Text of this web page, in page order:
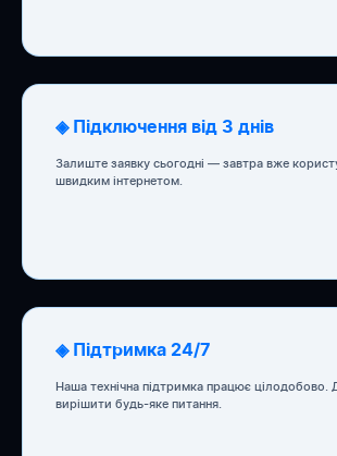
◈ Підключення від 3 днів
Залиште заявку сьогодні — завтра вже
швидким інтернетом.
◈ Підтримка 24/7
Наша технічна підтримка працює
вирішити будь-яке питання.